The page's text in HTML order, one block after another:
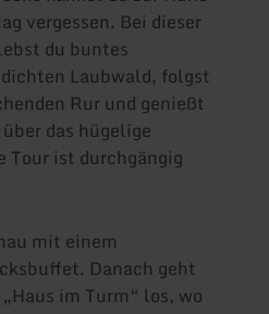
vergessen. Bei dieser
du buntes
Laubwald, folgst
Rur und genießt
das hügelige
Tour ist durchgängig
mit einem
Danach geht
im Turm“ los, wo